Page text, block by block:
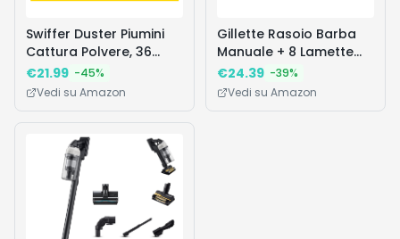
Swiffer Duster Piumini
Cattura Polvere, 36
Piumini, Cattura e
Intrappola Polvere e
Punti più Difficili della
Casa, Maxi Formato
€21.99 -45%
Vedi su Amazon
Gillette Rasoio Barba
Manuale + 8 Lamette
Gillette Fusion 5,
LAMETTE DA BARBA Di
€24.39 -39%
Vedi su Amazon